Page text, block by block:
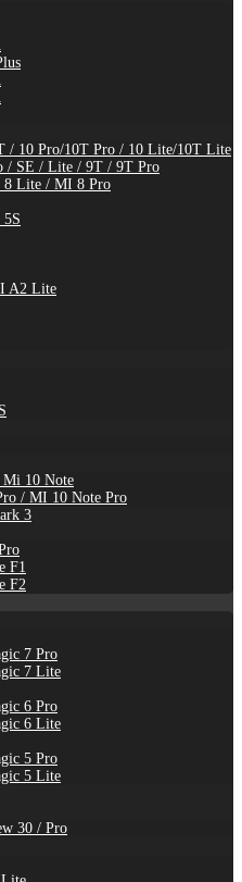
/ 10 Pro/10T Pro / 10 Lite/10T Lite
/ SE / Lite / 9T / 9T Pro
Lite / MI 8 Pro
A2 Lite
10 Note
/ MI 10 Note Pro
3
F1
F2
7 Pro
7 Lite
6 Pro
6 Lite
5 Pro
5 Lite
30 / Pro